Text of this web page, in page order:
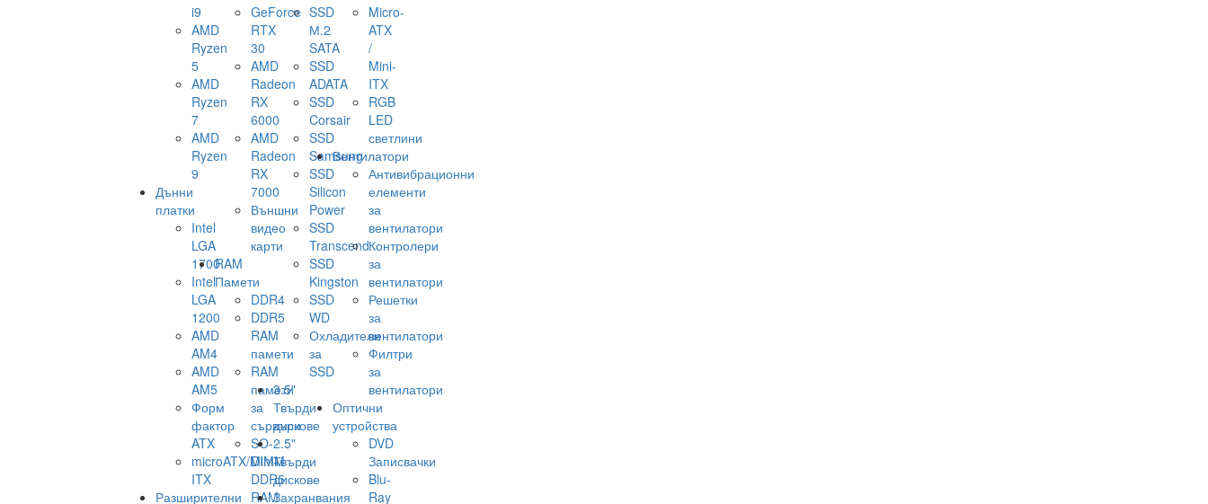
i9
AMD
Ryzen
5
AMD
Ryzen
7
AMD
Ryzen
9
Дънни
платки
Intel
LGA
1700
Intel
LGA
1200
AMD
AM4
AMD
AM5
Форм
фактор
ATX
microATX/Mini-
ITX
Разширителни
GeForce
RTX
30
AMD
Radeon
RX
6000
AMD
Radeon
RX
7000
Външни
видео
карти
RAM
Памети
DDR4
DDR5
RAM
памети
RAM
памети
за
сървъри
SO-
DIMM
DDR5
RAM
SSD
М.2
SATA
SSD
ADATA
SSD
Corsair
SSD
Samsung
SSD
Silicon
Power
SSD
Transcend
SSD
Kingston
SSD
WD
Охладители
за
SSD
3.5"
Твърди
дискове
2.5"
Твърди
дискове
Захранвания
Micro-
ATX
/
Mini-
ITX
RGB
LED
светлини
Вентилатори
Антивибрационни
елементи
за
вентилатори
Контролери
за
вентилатори
Решетки
за
вентилатори
Филтри
за
вентилатори
Оптични
устройства
DVD
Записвачки
Blu-
Ray